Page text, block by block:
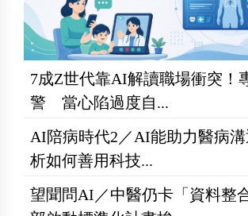
7成Z世代靠AI解讀職場衝突！
警 當心陷過度自...
AI陪病時代2／AI能助力醫病
析如何善用科技...
望聞問AI／中醫仍卡「資料